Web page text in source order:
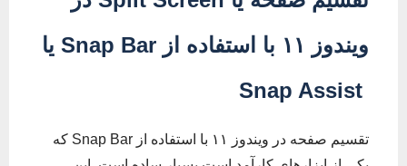
ویندوز ۱۱
با استفاده از Snap Bar یا
تقسیم صفحه در ویندوز ۱۱ با استفاده از Snap Bar که